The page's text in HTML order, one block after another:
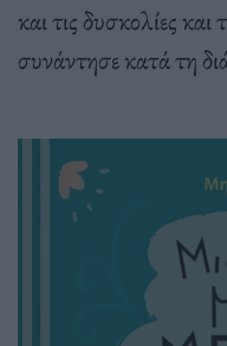
και τις δυσκολίες
συνάντησε κατά τη